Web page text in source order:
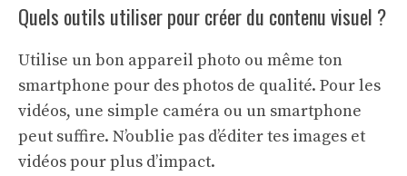
Quels outils utiliser pour créer du contenu visuel ?
Utilise un bon appareil photo ou même ton
smartphone pour des photos de qualité. Pour les
vidéos, une simple caméra ou un smartphone
peut suffire. N’oublie pas d’éditer tes images et
vidéos pour plus d’impact.